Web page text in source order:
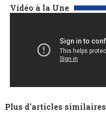
Vidéo à la Une
Plus d'articles similaires